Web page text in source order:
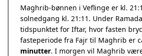
Maghrib-bønnen i Veflinge er kl.
solnedgang kl. 21:11. Under
tidspunktet for Iftar, hvor fasten
fasteperiode fra Fajr til Maghrib er
minutter. I morgen vil Maghrib